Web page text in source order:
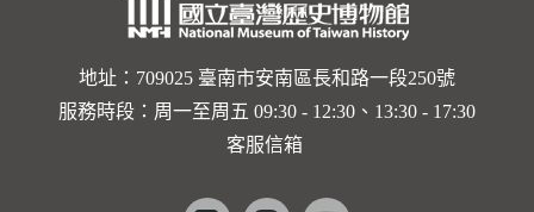
地址：709025 臺南市安南區長和路一段250號
服務時段：周一至周五 09:30 - 12:30、13:30 - 17:30
客服信箱